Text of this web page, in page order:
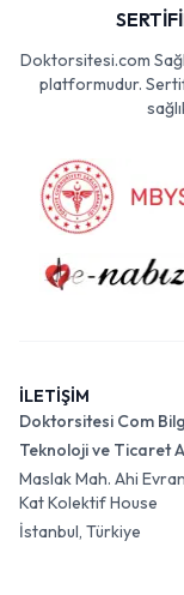
Doktorsitesi.com
platformudur.
İLETİŞİM
Doktorsitesi Com
Teknoloji ve Ticaret
Maslak Mah. Ahi
Kat Kolektif House
İstanbul, Türkiye